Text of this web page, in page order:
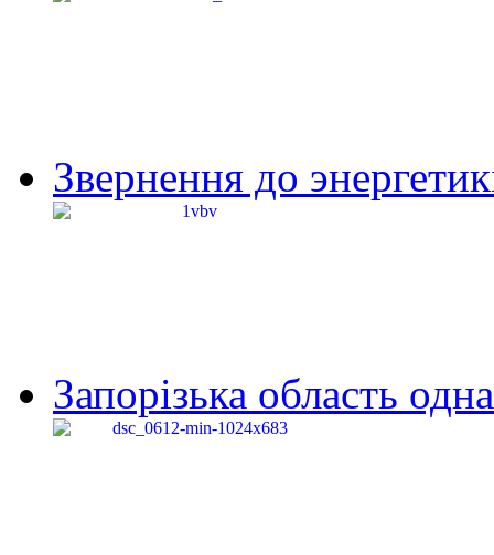
Звернення до
Запорізька область